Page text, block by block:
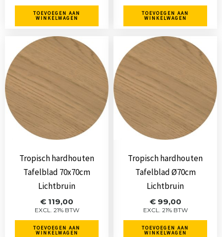
TOEVOEGEN AAN
WINKELWAGEN
TOEVOEGEN AAN
WINKELWAGEN
Tropisch hardhouten
Tafelblad 70x70cm
Lichtbruin
€ 119,00
EXCL. 21% BTW
TOEVOEGEN AAN
WINKELWAGEN
Tropisch hardhouten
Tafelblad Ø70cm
Lichtbruin
€99,00
EXCL. 21% BTW
TOEVOEGEN AAN
WINKELWAGEN